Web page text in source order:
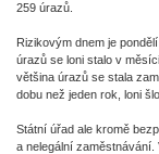
259 úrazů.
Rizikovým dnem je
úrazů se loni stalo v
většina úrazů se stala
dobu než jeden rok, loni
Státní úřad ale kromě
a nelegální